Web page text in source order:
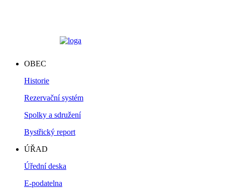
OBEC
Historie
Rezervační systém
Spolky a sdružení
Bystřický report
ÚŘAD
Úřední deska
E-podatelna